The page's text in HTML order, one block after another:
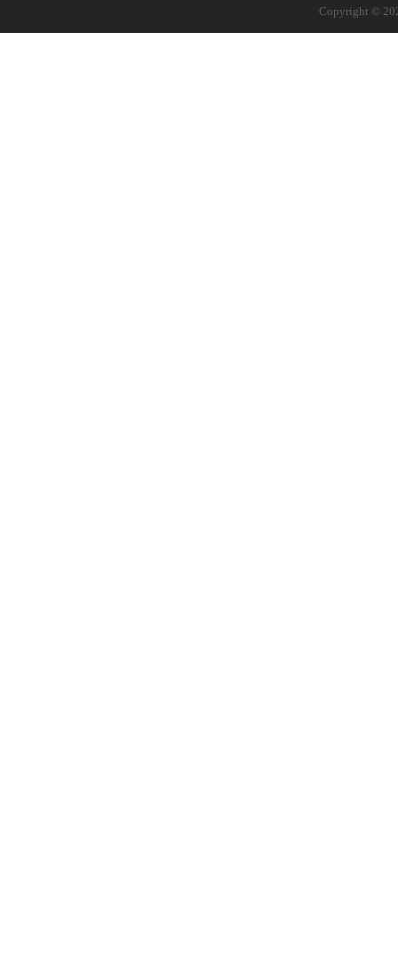
Copyright ©